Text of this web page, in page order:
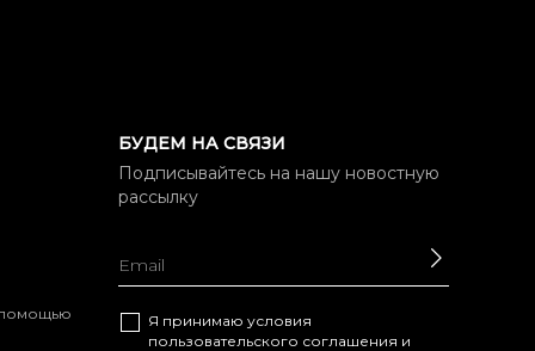
помощью
БУДЕМ НА СВЯЗИ
Подписывайтесь на нашу новостную
рассылку
Я принимаю условия
пользовательского соглашения и